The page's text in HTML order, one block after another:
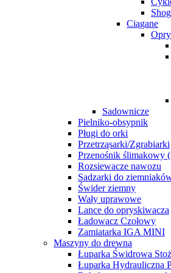
Ciągane
Sadownicze
Pielniko-obsypnik
Pługi do orki
Przetrząsarki/Zgrabiarki
Przenośnik ślimakowy
Rozsiewacze nawozu
Sadzarki do
Świder ziemny
Wały uprawowe
Lance do opryskiwacza
Ładowacz Czołowy
Zamiatarka IGA MINI
Maszyny do drewna
Łuparka Świdrowa
Łuparka Hydrauliczna